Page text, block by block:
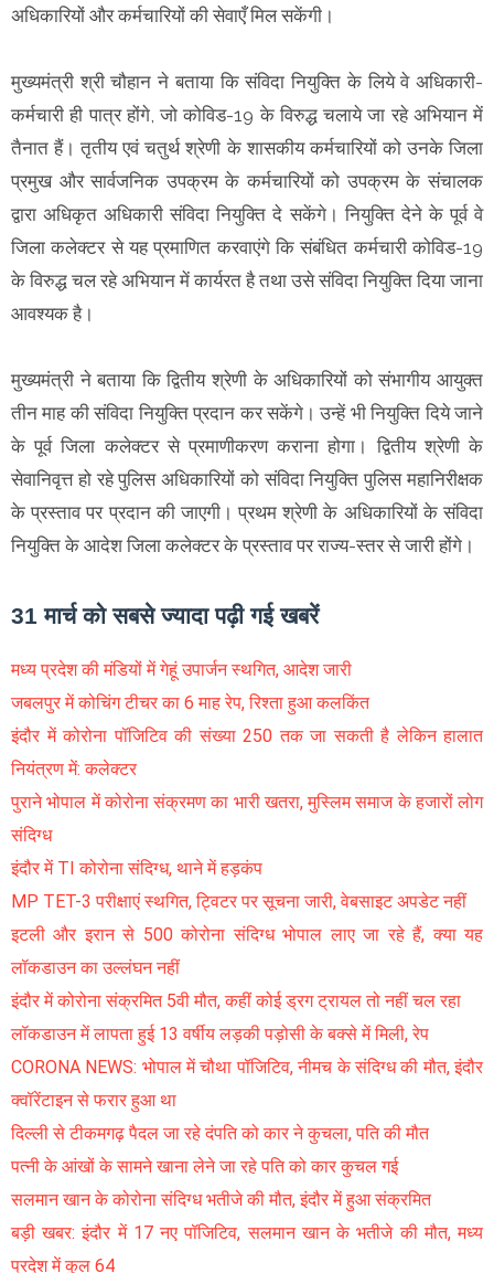
अधिकारियों और कर्मचारियों की सेवाएँ मिल सकेंगी।
मुख्यमंत्री श्री चौहान ने बताया कि संविदा नियुक्ति के लिये वे अधिकारी-
कर्मचारी ही पात्र होंगे, जो कोविड-19 के विरुद्ध चलाये जा रहे अभियान में
तैनात हैं। तृतीय एवं चतुर्थ श्रेणी के शासकीय कर्मचारियों को उनके जिला
प्रमुख और सार्वजनिक उपक्रम के कर्मचारियों को उपक्रम के संचालक
द्वारा अधिकृत अधिकारी संविदा नियुक्ति दे सकेंगे। नियुक्ति देने के पूर्व वे
जिला कलेक्टर से यह प्रमाणित करवाएंगे कि संबंधित कर्मचारी कोविड-19
के विरुद्ध चल रहे अभियान में कार्यरत है तथा उसे संविदा नियुक्ति दिया जाना
आवश्यक है।
मुख्यमंत्री ने बताया कि द्वितीय श्रेणी के अधिकारियों को संभागीय आयुक्त
तीन माह की संविदा नियुक्ति प्रदान कर सकेंगे। उन्हें भी नियुक्ति दिये जाने
के पूर्व जिला कलेक्टर से प्रमाणीकरण कराना होगा। द्वितीय श्रेणी के
सेवानिवृत्त हो रहे पुलिस अधिकारियों को संविदा नियुक्ति पुलिस महानिरीक्षक
के प्रस्ताव पर प्रदान की जाएगी। प्रथम श्रेणी के अधिकारियों के संविदा
नियुक्ति के आदेश जिला कलेक्टर के प्रस्ताव पर राज्य-स्तर से जारी होंगे।
31 मार्च को सबसे ज्यादा पढ़ी गई खबरें
मध्य प्रदेश की मंडियों में गेहूं उपार्जन स्थगित, आदेश जारी
जबलपुर में कोचिंग टीचर का 6 माह रेप, रिश्ता हुआ कलकिंत
इंदौर में कोरोना पॉजिटिव की संख्या 250 तक जा सकती है लेकिन हालात
नियंत्रण में: कलेक्टर
पुराने भोपाल में कोरोना संक्रमण का भारी खतरा, मुस्लिम समाज के हजारों लोग
संदिग्ध
इंदौर में TI कोरोना संदिग्ध, थाने में हड़कंप
MP TET-3 परीक्षाएं स्थगित, ट्विटर पर सूचना जारी, वेबसाइट अपडेट नहीं
इटली और इरान से 500 कोरोना संदिग्ध भोपाल लाए जा रहे हैं, क्या यह
लॉकडाउन का उल्लंघन नहीं
इंदौर में कोरोना संक्रमित 5वी मौत, कहीं कोई ड्रग ट्रायल तो नहीं चल रहा
लॉकडाउन में लापता हुई 13 वर्षीय लड़की पड़ोसी के बक्से में मिली, रेप
CORONA NEWS: भोपाल में चौथा पॉजिटिव, नीमच के संदिग्ध की मौत, इंदौर
क्वॉरेंटाइन से फरार हुआ था
दिल्ली से टीकमगढ़ पैदल जा रहे दंपति को कार ने कुचला, पति की मौत
पत्नी के आंखों के सामने खाना लेने जा रहे पति को कार कुचल गई
सलमान खान के कोरोना संदिग्ध भतीजे की मौत, इंदौर में हुआ संक्रमित
बड़ी खबर: इंदौर में 17 नए पॉजिटिव, सलमान खान के भतीजे की मौत, मध्य
प्रदेश में कुल 64